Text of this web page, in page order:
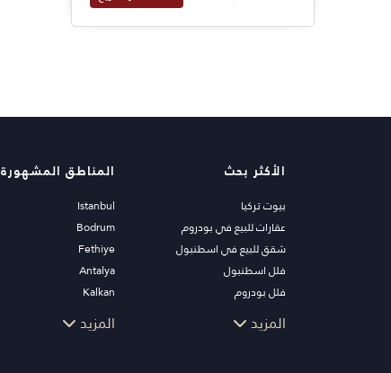
الأكثر بحث
بيوت تركيا
عقارات للبيع في بودروم
شقق للبيع في اسطنبول
فلل اسطنبول
فلل بودروم
شقق للبيع في انطاليا
منازل انطاليا
المزيد
المناطق المشهورة
Istanbul
Bodrum
Fethiye
Antalya
Kalkan
Alanya
المزيد